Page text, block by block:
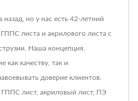
но у нас есть 42-летний
листа и акрилового листа с
Наша концепция,
как качеству, так и
доверие клиентов.
ГППС лист, акриловый лист, ПЭ